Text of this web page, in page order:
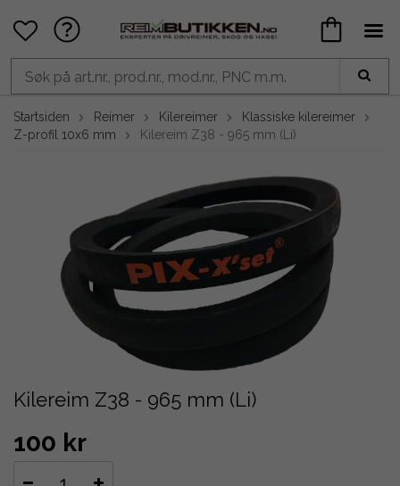
Startsiden Reimer Kilereimer
Klassiske kilereimer
Z-profil 10x6 mm
Kilereim Z38 - 965 mm (Li)
Kilereim Z38 - 965 mm (Li)
100 kr